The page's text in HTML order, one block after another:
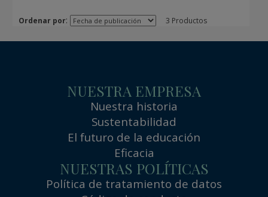
Ordenar por: 3 Productos
NUESTRA EMPRESA
Nuestra historia
Sustentabilidad
El futuro de la educación
Eficacia
NUESTRAS POLÍTICAS
Política de tratamiento de datos